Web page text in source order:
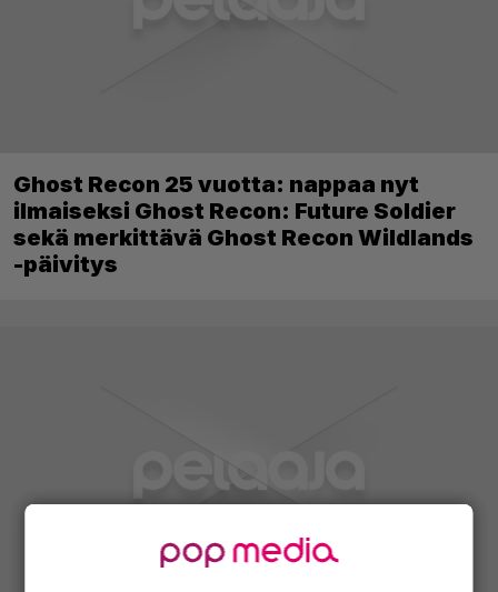
Ghost Recon 25 vuotta: nappaa nyt
ilmaiseksi Ghost Recon: Future Soldier
sekä merkittävä Ghost Recon Wildlands
-päivitys